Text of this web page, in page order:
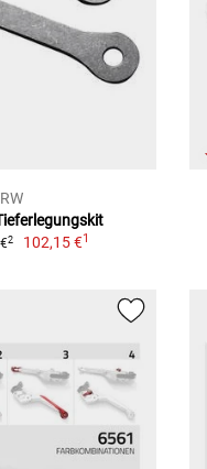
2 102,15 €1